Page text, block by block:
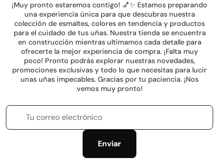
¡Muy pronto estaremos contigo! 💅✨ Estamos preparando
una experiencia única para que descubras nuestra
colección de esmaltes, colores en tendencia y productos
para el cuidado de tus uñas. Nuestra tienda se encuentra
en construcción mientras ultimamos cada detalle para
ofrecerte la mejor experiencia de compra. ¡Falta muy
poco! Pronto podrás explorar nuestras novedades,
promociones exclusivas y todo lo que necesitas para lucir
unas uñas impecables. Gracias por tu paciencia. ¡Nos
vemos muy pronto!
Enviar